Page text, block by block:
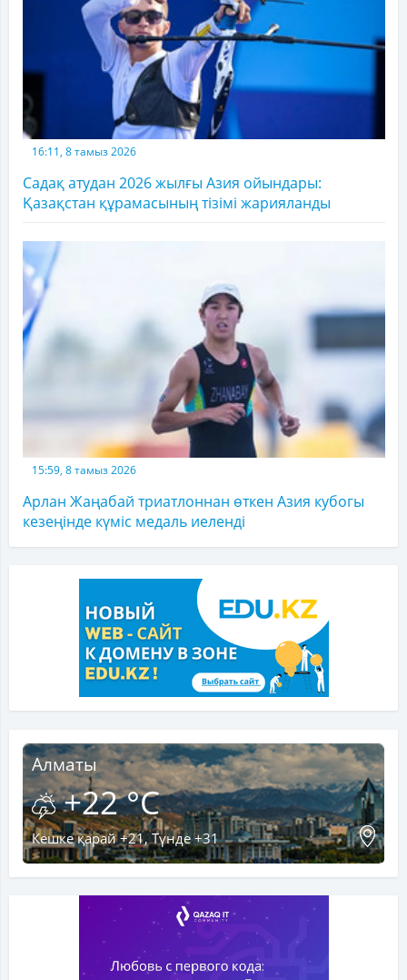
16:11, 8 тамыз 2026
Садақ атудан 2026 жылғы Азия ойындары:
Қазақстан құрамасының тізімі жарияланды
15:59, 8 тамыз 2026
Арлан Жаңабай триатлоннан өткен Азия кубогы
кезеңінде күміс медаль иеленді
Алматы
+22 °C
Кешке қарай +21, Түнде +31